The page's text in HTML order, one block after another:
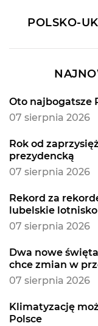
POLSKO-
Oto najbogatsze
07 sierpnia 2026
Rok od
prezydencką
07 sierpnia 2026
Rekord za
lubelskie
07 sierpnia 2026
Dwa nowe
chce zmian w
07 sierpnia 2026
Klimatyzację
Polsce